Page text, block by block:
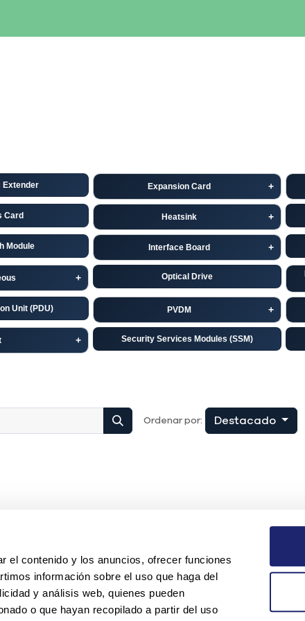
el contenido y los anuncios, ofrecer funciones
información sobre el uso que haga del
y análisis web, quienes pueden
o que hayan recopilado a partir del uso
Extender Expansion Card
Card Heatsink
Module Interface Board
Optical Drive
Unit (PDU) PVDM
Security Services Modules (SSM)
Ordenar por: Destacado